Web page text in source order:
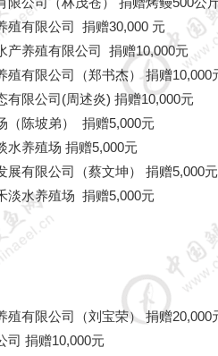
养殖有限公司 捐赠30,000 元
产养殖有限公司 捐赠10,000元
殖有限公司（郑书杰） 捐赠10,000
态有限公司(周述炎) 捐赠10,000
（陈坡弟） 捐赠5,000元
水养殖场 捐赠5,000元
展有限公司（蔡文坤） 捐赠5,000
淡水养殖场 捐赠5,000元
殖有限公司（刘宝荣） 捐赠20,000
司 捐赠10,000元